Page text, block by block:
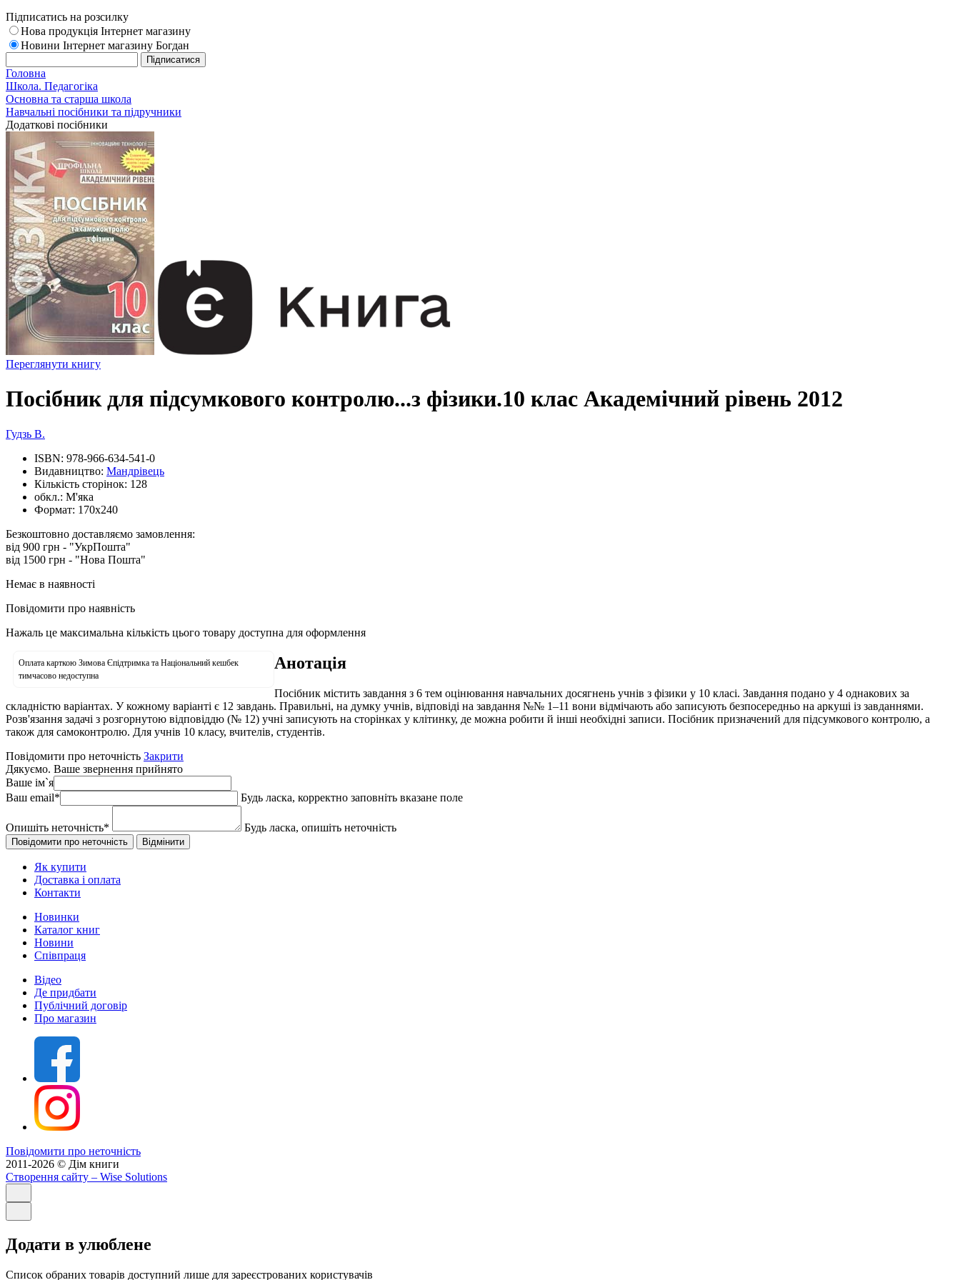
Підписатись на розсилку
Нова продукція Інтернет магазину
Новини Інтернет магазину Богдан
Головна
Школа. Педагогіка
Основна та старша школа
Навчальні посібники та підручники
Додаткові посібники
Переглянути книгу
Посібник для підсумкового контролю...з фізики.10 клас Академічний рівень 2012
Гудзь В.
ISBN: 978-966-634-541-0
Видавництво: Мандрівець
Кількість сторінок: 128
обкл.: М'яка
Формат: 170х240
Безкоштовно доставляємо замовлення:
від 900 грн - "УкрПошта"
від 1500 грн - "Нова Пошта"
Немає в наявності
Повідомити про наявність
Нажаль це максимальна кількість цього товару доступна для оформлення
Оплата карткою Зимова Єпідтримка та Національний кешбек
тимчасово недоступна
Анотація
Посібник містить завдання з 6 тем оцінювання навчальних досягнень учнів з фізики у 10 класі. Завдання подано у 4 однакових за
складністю варіантах. У кожному варіанті є 12 завдань. Правильні, на думку учнів, відповіді на завдання №№ 1–11 вони відмічають або записують безпосередньо на аркуші із завданнями.
Розв'язання задачі з розгорнутою відповіддю (№ 12) учні записують на сторінках у клітинку, де можна робити й інші необхідні записи. Посібник призначений для підсумкового контролю, а
також для самоконтролю. Для учнів 10 класу, вчителів, студентів.
Повідомити про неточність Закрити
Дякуємо. Ваше звернення прийнято
Ваше ім`я
Ваш email* Будь ласка, корректно заповніть вказане поле
Опишіть неточність* Будь ласка, опишіть неточність
Як купити
Доставка і оплата
Контакти
Новинки
Каталог книг
Новини
Співпраця
Відео
Де придбати
Публічний договір
Про магазин
Повідомити про неточність
2011-2026 © Дім книги
Створення сайту – Wise Solutions
Додати в улюблене
Список обраних товарів доступний лише для зареєстрованих користувачів